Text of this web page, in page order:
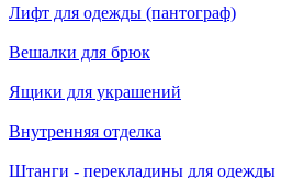
Лифт для одежды (пантограф)
Вешалки для брюк
Ящики для украшений
Внутренняя отделка
Штанги - перекладины для одежды